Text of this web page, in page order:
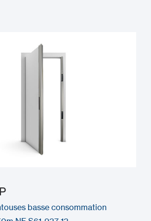
basse consommation